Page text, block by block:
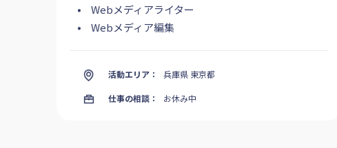
Webメディアライター
Webメディア編集
活動エリア： 兵庫県 東京都
仕事の相談： お休み中